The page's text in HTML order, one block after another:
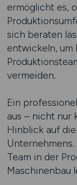
ermöglicht es,
sich beraten
entwickeln,
vermeiden.
Ein
aus – nicht nur
Hinblick auf
Team in der
Maschinenbau